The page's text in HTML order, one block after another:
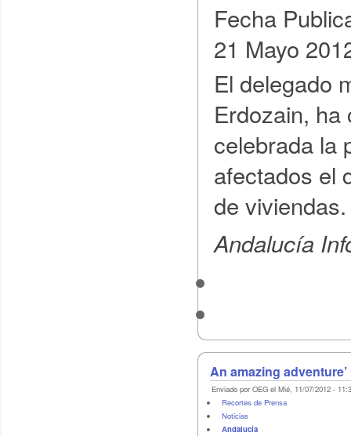
Fecha
21 Mayo
El delegado
Erdozain, ha
celebrada la
afectados el
de viviendas.
Andalucía
An amazing
Enviado por OEG el Mié, 11/07/2012 -
Recortes de Prensa
Noticias
Andalucía